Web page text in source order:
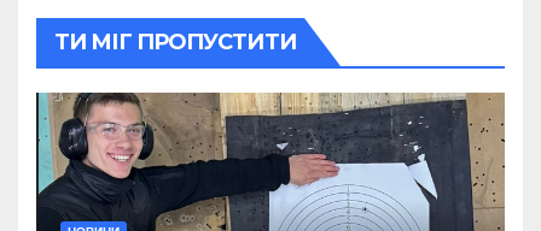
ТИ МІГ ПРОПУСТИТИ